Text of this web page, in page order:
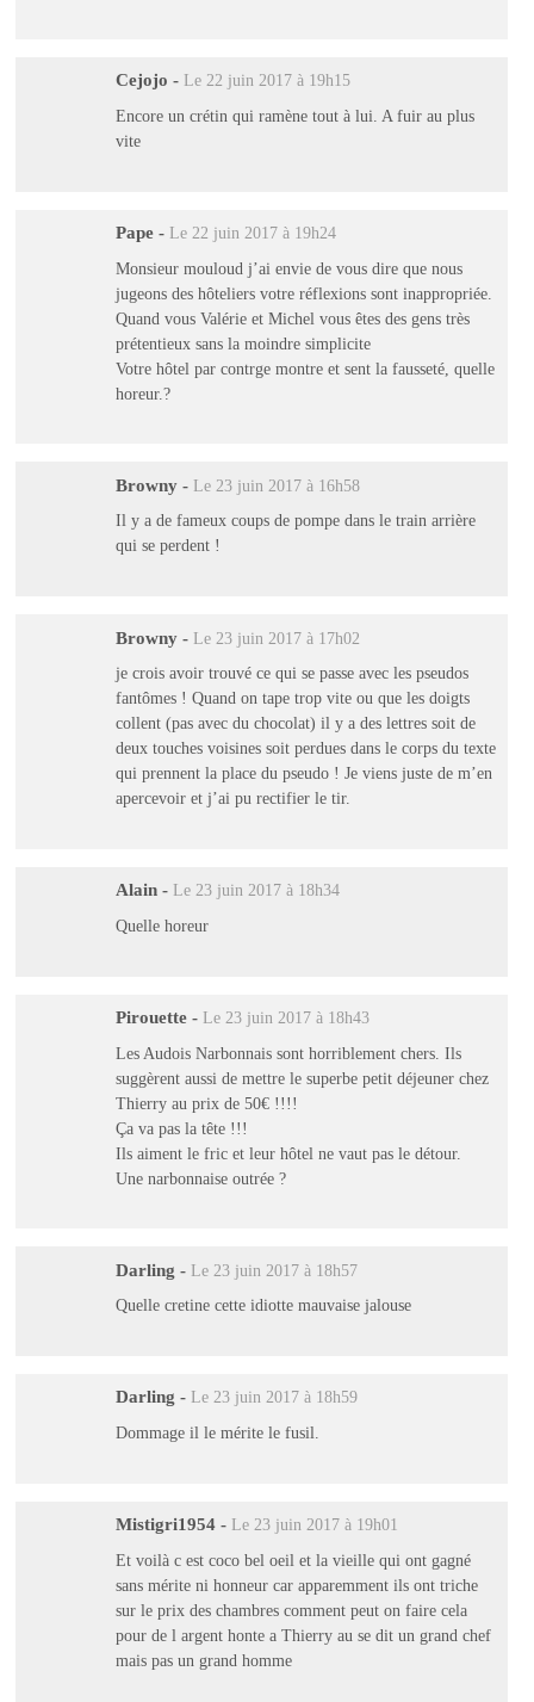
Cejojo - Le 22 juin 2017 à 19h15
Encore un crétin qui ramène tout à lui. A fuir au plus
vite
Pape - Le 22 juin 2017 à 19h24
Monsieur mouloud j’ai envie de vous dire que nous
jugeons des hôteliers votre réflexions sont inappropriée.
Quand vous Valérie et Michel vous êtes des gens très
prétentieux sans la moindre simplicite
Votre hôtel par contrge montre et sent la fausseté, quelle
horeur.?
Browny - Le 23 juin 2017 à 16h58
Il y a de fameux coups de pompe dans le train arrière
qui se perdent !
Browny - Le 23 juin 2017 à 17h02
je crois avoir trouvé ce qui se passe avec les pseudos
fantômes ! Quand on tape trop vite ou que les doigts
collent (pas avec du chocolat) il y a des lettres soit de
deux touches voisines soit perdues dans le corps du texte
qui prennent la place du pseudo ! Je viens juste de m’en
apercevoir et j’ai pu rectifier le tir.
Alain - Le 23 juin 2017 à 18h34
Quelle horeur
Pirouette - Le 23 juin 2017 à 18h43
Les Audois Narbonnais sont horriblement chers. Ils
suggèrent aussi de mettre le superbe petit déjeuner chez
Thierry au prix de 50€ !!!!
Ça va pas la tête !!!
Ils aiment le fric et leur hôtel ne vaut pas le détour.
Une narbonnaise outrée ?
Darling - Le 23 juin 2017 à 18h57
Quelle cretine cette idiotte mauvaise jalouse
Darling - Le 23 juin 2017 à 18h59
Dommage il le mérite le fusil.
Mistigri1954 - Le 23 juin 2017 à 19h01
Et voilà c est coco bel oeil et la vieille qui ont gagné
sans mérite ni honneur car apparemment ils ont triche
sur le prix des chambres comment peut on faire cela
pour de l argent honte a Thierry au se dit un grand chef
mais pas un grand homme